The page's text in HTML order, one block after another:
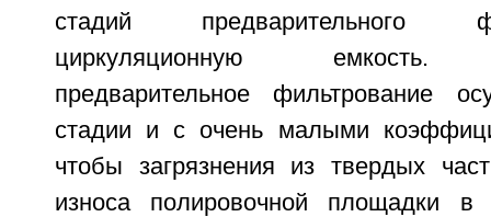
стадий предварительного
циркуляционную емкость.
предварительное фильтрование
стадии и с очень малыми
чтобы загрязнения из твердых
износа полировочной площадки